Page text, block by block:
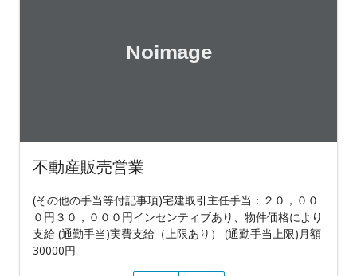
不動産販売営業
(その他の手当等付記事項)宅建取引主任手当：２０，００
０円３０，０００円インセンティブあり、物件価格により
支給 (通勤手当)実費支給（上限あり） (通勤手当上限)月額
30000円